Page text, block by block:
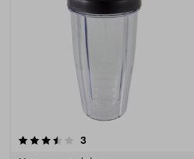
3
0.0 av 5 stjärnor